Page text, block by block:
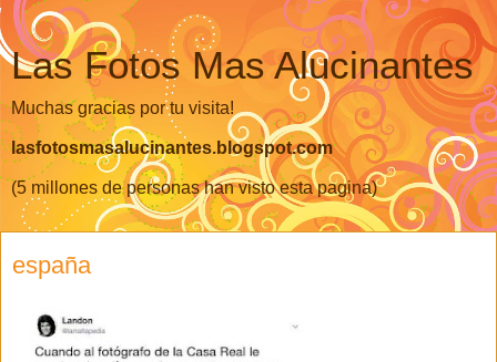
Las Fotos Mas Alucinantes
Muchas gracias por tu visita!
lasfotosmasalucinantes.blogspot.com
(5 millones de personas han visto esta pagina)
españa